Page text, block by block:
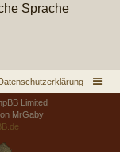
Sprache
Limited
MrGaby